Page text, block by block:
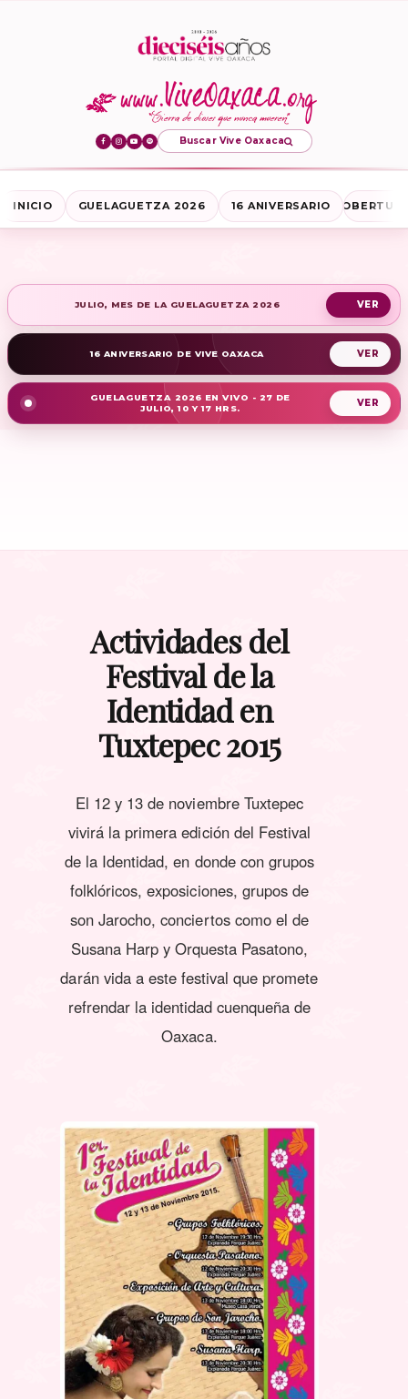
Buscar Vive Oaxaca
INICIO GUELAGUETZA 2026 16 ANIVERSARIO
JULIO, MES DE LA GUELAGUETZA 2026
16 ANIVERSARIO DE VIVE OAXACA
GUELAGUETZA 2026 EN VIVO - 27 DE
JULIO, 10 Y 17 HRS.
Actividades del
Festival de la
Identidad en
Tuxtepec 2015
El 12 y 13 de noviembre Tuxtepec
vivirá la primera edición del Festival
de la Identidad, en donde con grupos
folklóricos, exposiciones, grupos de
son Jarocho, conciertos como el de
Susana Harp y Orquesta Pasatono,
darán vida a este festival que promete
refrendar la identidad cuenqueña de
Oaxaca.